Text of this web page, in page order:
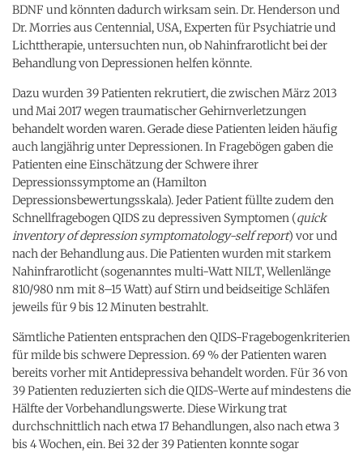
BDNF und könnten dadurch wirksam sein. Dr. Henderson und
Dr. Morries aus Centennial, USA, Experten für Psychiatrie und
Lichttherapie, untersuchten nun, ob Nahinfrarotlicht bei der
Behandlung von Depressionen helfen könnte.
Dazu wurden 39 Patienten rekrutiert, die zwischen März 2013
und Mai 2017 wegen traumatischer Gehirnverletzungen
behandelt worden waren. Gerade diese Patienten leiden häufig
auch langjährig unter Depressionen. In Fragebögen gaben die
Patienten eine Einschätzung der Schwere ihrer
Depressionssymptome an (Hamilton
Depressionsbewertungsskala). Jeder Patient füllte zudem den
Schnellfragebogen QIDS zu depressiven Symptomen (quick
inventory of depression symptomatology-self report) vor und
nach der Behandlung aus. Die Patienten wurden mit starkem
Nahinfrarotlicht (sogenanntes multi-Watt NILT, Wellenlänge
810/980 nm mit 8–15 Watt) auf Stirn und beidseitige Schläfen
jeweils für 9 bis 12 Minuten bestrahlt.
Sämtliche Patienten entsprachen den QIDS-Fragebogenkriterien
für milde bis schwere Depression. 69 % der Patienten waren
bereits vorher mit Antidepressiva behandelt worden. Für 36 von
39 Patienten reduzierten sich die QIDS-Werte auf mindestens die
Hälfte der Vorbehandlungswerte. Diese Wirkung trat
durchschnittlich nach etwa 17 Behandlungen, also nach etwa 3
bis 4 Wochen, ein. Bei 32 der 39 Patienten konnte sogar